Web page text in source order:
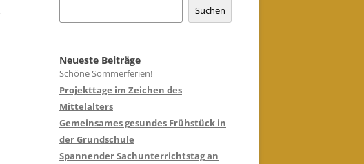
Suchen
Neueste Beiträge
Schöne Sommerferien!
Projekttage im Zeichen des
Mittelalters
Gemeinsames gesundes Frühstück in
der Grundschule
Spannender Sachunterrichtstag an